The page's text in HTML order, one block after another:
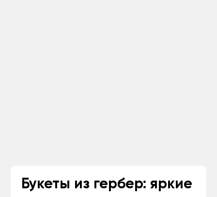
Букеты из гербер: яркие